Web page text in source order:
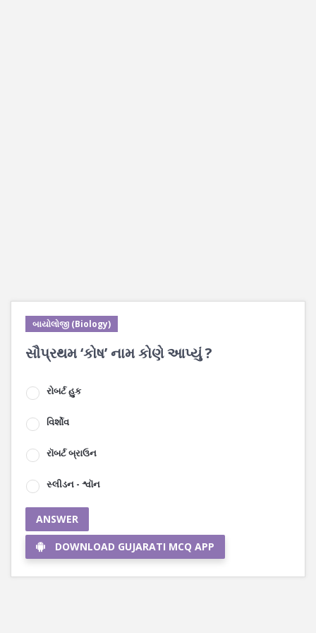
બાયોલોજી (Biology)
સૌપ્રથમ ‘કોષ’ નામ કોણે આપ્યું ?
રોબર્ટ હુક
વિર્શોવ
રૉબર્ટ બ્રાઉન
સ્લીડન - શ્વૉન
ANSWER
DOWNLOAD GUJARATI MCQ APP